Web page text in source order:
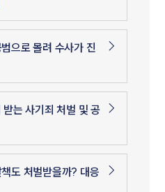
으로 몰려 수사가 진
는 사기죄 처벌 및 공
도 처벌받을까? 대응